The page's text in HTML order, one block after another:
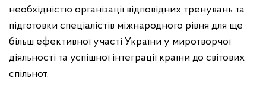
необхідністю організації відповідних тренувань та
підготовки спеціалістів міжнародного рівня для ще
більш ефективної участі України у миротворчої
діяльності та успішної інтеграції країни до світових
спільнот.